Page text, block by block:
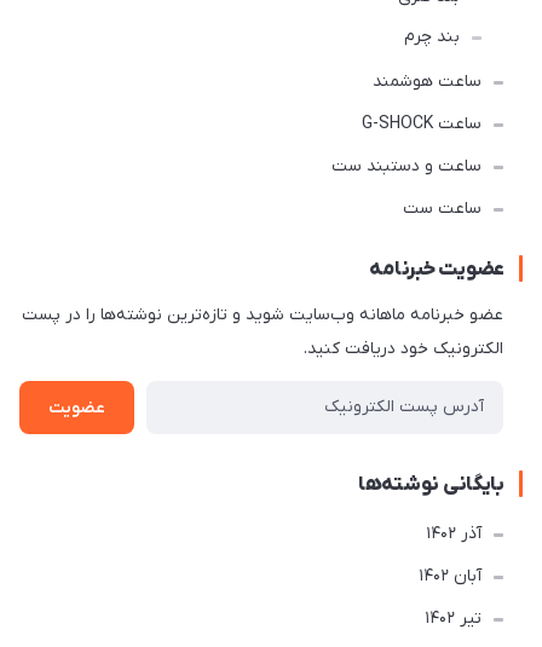
بند چرم
ساعت هوشمند
ساعت G-SHOCK
ساعت و دستبند ست
ساعت ست
عضویت خبرنامه
عضو خبرنامه ماهانه وب‌سایت شوید و تازه‌ترین نوشته‌ها را در پست
الکترونیک خود دریافت کنید.
عضویت
بایگانی نوشته‌ها
آذر 1402
آبان 1402
تير 1402